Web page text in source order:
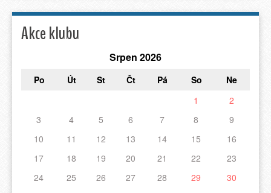
Akce klubu
Srpen 2026
Po Út St Čt Pá So
Ne
1
2
3
4 5 6 7 8
9
10
11 12 13 14 15
16
17
18 19 20 21 22
23
24
25 26 27 28 29
30